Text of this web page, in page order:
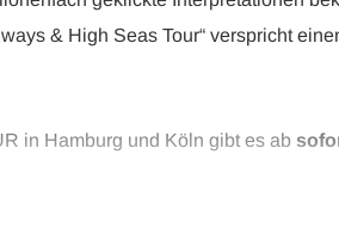
& High Seas Tour“ verspricht
in Hamburg und Köln gibt es ab